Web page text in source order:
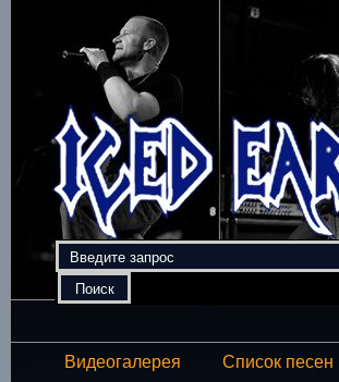
Видеогалерея Список песен